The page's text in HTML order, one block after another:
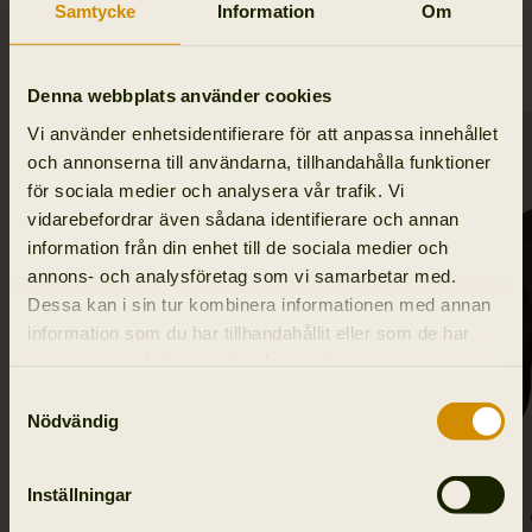
Samtycke Information Om
Denna webbplats använder cookies
Vi använder enhetsidentifierare för att anpassa innehållet
och annonserna till användarna, tillhandahålla funktioner
för sociala medier och analysera vår trafik. Vi
vidarebefordrar även sådana identifierare och annan
information från din enhet till de sociala medier och
annons- och analysföretag som vi samarbetar med.
Dessa kan i sin tur kombinera informationen med annan
information som du har tillhandahållit eller som de har
Nödvändig
Inställningar
RELATERADE PRODUKTER